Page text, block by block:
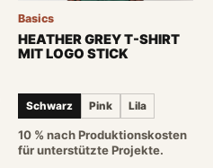
Basics
HEATHER GREY T-SHIRT
MIT LOGO STICK
Schwarz Pink Lila
10 % nach Produktionskosten
für unterstützte Projekte.